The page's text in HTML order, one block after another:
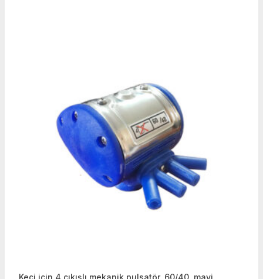
Keçi için 4 çıkışlı mekanik pulsatör, 60/40, mavi